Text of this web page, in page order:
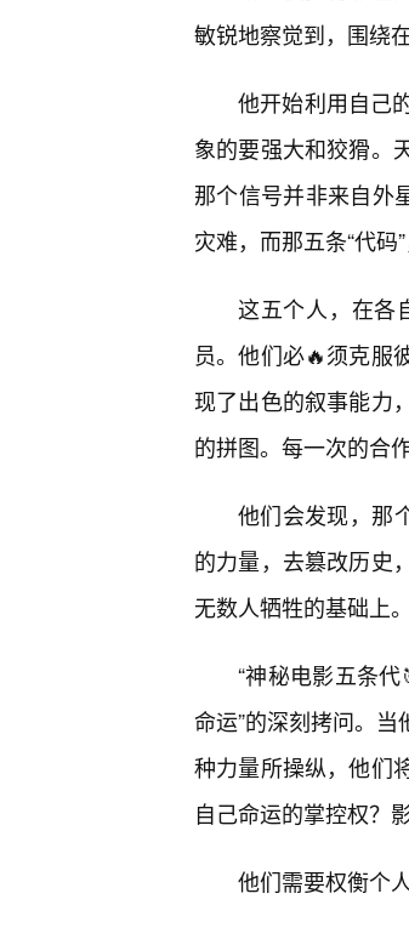
敏锐地察觉到，围绕
他开始利用自己
象的要强大和狡猾。
那个信号并非来自外
灾难，而那五条“代码
这五个人，在各
员。他们必🔥须克服
现了出色的叙事能力
的拼图。每一次的合
他们会发现，那
的力量，去篡改历史
无数人牺牲的基础上。
“神秘电影五条
命运”的深刻拷问。
种力量所操纵，他们
自己命运的掌控权？
他们需要权衡个